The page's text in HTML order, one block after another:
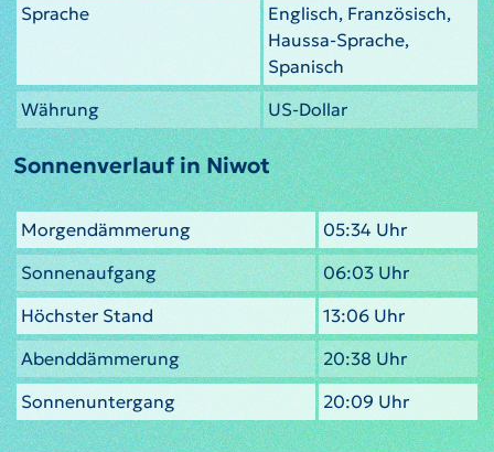
Sprache
Englisch, Französisch,
Haussa-Sprache,
Spanisch
Währung
US-Dollar
Sonnenverlauf in Niwot
Morgendämmerung
05:34 Uhr
Sonnenaufgang
06:03 Uhr
Höchster Stand
13:06 Uhr
Abenddämmerung
20:38 Uhr
Sonnenuntergang
20:09 Uhr